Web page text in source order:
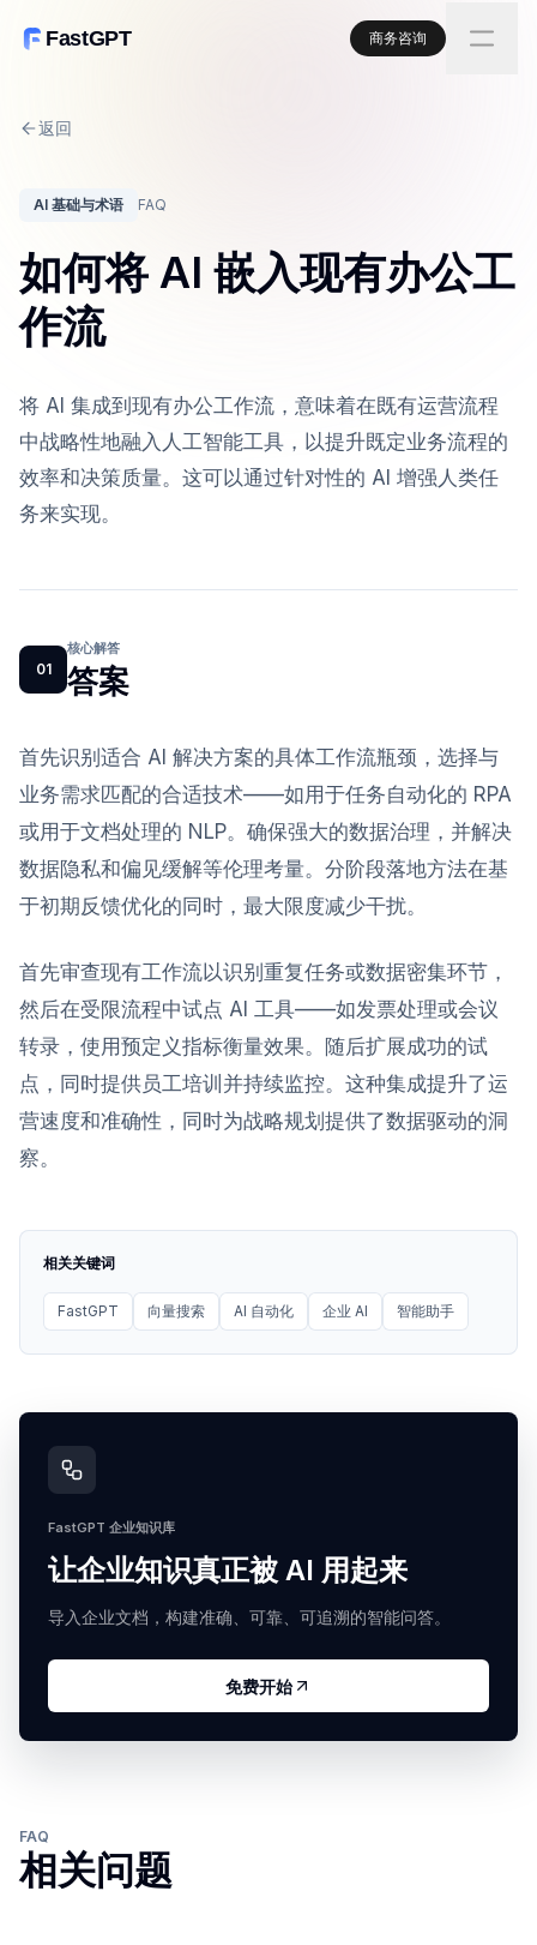
FastGPT 商务咨询
返回
AI 基础与术语 FAQ
如何将 AI 嵌入现有办公工
作流
将 AI 集成到现有办公工作流，意味着在既有运营流程
中战略性地融入人工智能工具，以提升既定业务流程的
效率和决策质量。这可以通过针对性的 AI 增强人类任
务来实现。
01
核心解答
答案
首先识别适合 AI 解决方案的具体工作流瓶颈，选择与
业务需求匹配的合适技术——如用于任务自动化的 RPA
或用于文档处理的 NLP。确保强大的数据治理，并解决
数据隐私和偏见缓解等伦理考量。分阶段落地方法在基
于初期反馈优化的同时，最大限度减少干扰。
首先审查现有工作流以识别重复任务或数据密集环节，
然后在受限流程中试点 AI 工具——如发票处理或会议
转录，使用预定义指标衡量效果。随后扩展成功的试
点，同时提供员工培训并持续监控。这种集成提升了运
营速度和准确性，同时为战略规划提供了数据驱动的洞
察。
相关关键词
FastGPT 向量搜索 AI 自动化 企业 AI 智能助手
FastGPT 企业知识库
让企业知识真正被 AI 用起来
导入企业文档，构建准确、可靠、可追溯的智能问答。
免费开始
FAQ
相关问题